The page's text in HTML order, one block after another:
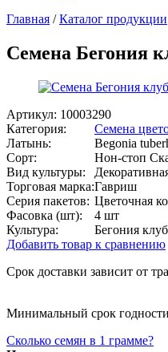
Главная /Каталог продукции
Семена Бегония
Артикул: 10003290
Категория:
Семена
Латынь:
Begonia
Сорт:
Нон-стоп
Вид культуры:
Торговая марка:Гавриш
Серия пакетов: Цветочная
Фасовка (шт):
4 шт
Культура:
Бегония
Добавить товар к сравнению
Срок доставки зависит от
Минимальный срок
Сколько семян в 1 грамме?